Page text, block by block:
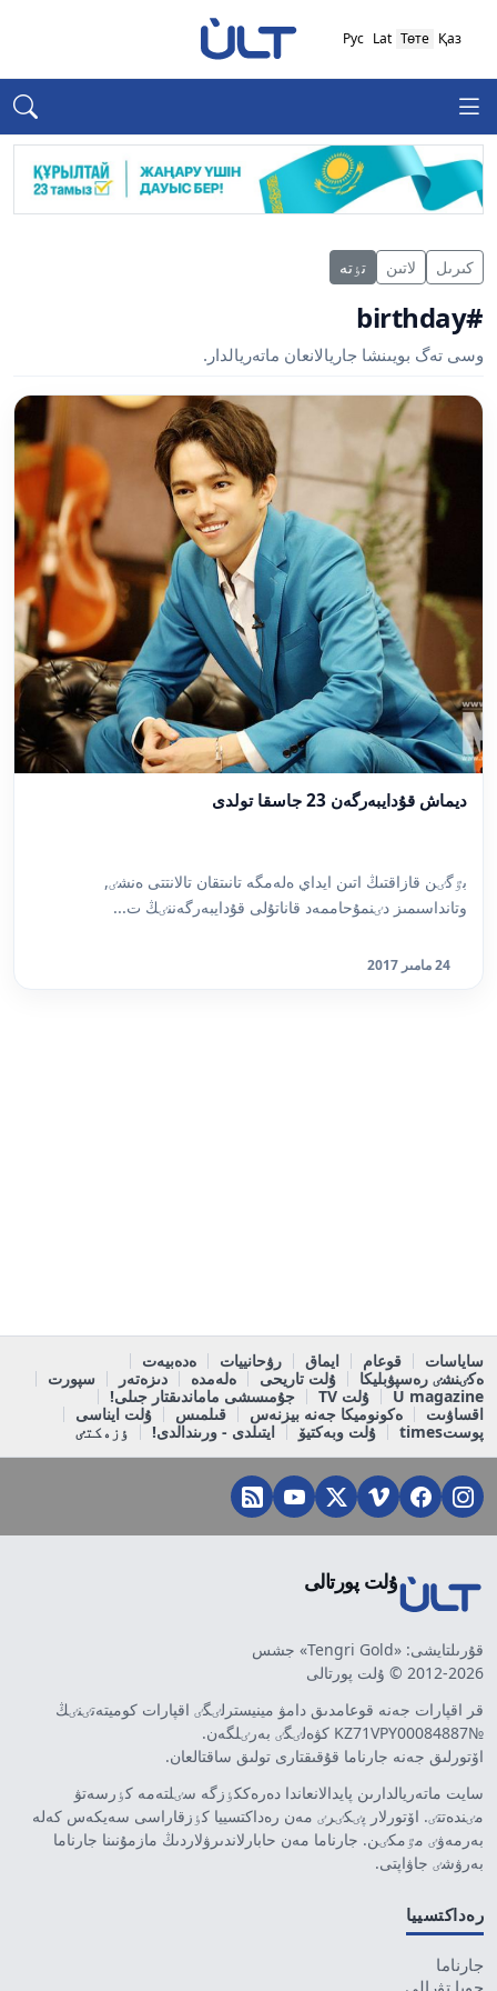
Қаз
Төте
Lat
Рус
كىرىل لاتىن تٶتە
#birthday
وسى تەگ بويىنشا جاريالانعان ماتەريالدار.
ديماش قۇدايبەرگەن 23 جاسقا تولدى
بٷگٸن قازاقتىڭ اتىن ايداي ەلەمگە تانىتقان تالانتتى ەنشٸ,
وتانداسىمىز دٸنمۇحاممەد قاناتۇلى قۇدايبەرگەننٸڭ ت...
24 مامىر 2017
ساياسات قوعام ايماق رۋحانييات
ەدەبيەت
ەكٸنشٸ رەسپۋبليكا
ۇلت تاريحى ەلەمدە دىزەتەر
سپورت
U magazine
ۇلت TV
جۇمىسشى ماماندىقتار جىلى!
اقساۋىت
ەكونوميكا جەنە بيزنەس قىلمىس
ۇلت ايناسى
پوستtimes
ۇلت وبەكتيۆ ايتىلدى - ورىندالدى! ٶزەكتٸ
ۇلت پورتالى
قۇرىلتايشى: «Tengri Gold» جشس
2012-2026 © ۇلت پورتالى
قر اقپارات جەنە قوعامدىق دامۋ مينيسترلٸگٸ اقپارات كوميتەتٸنٸڭ
№KZ71VPY00084887 كۋەلٸگٸ بەرٸلگەن.
اۆتورلىق جەنە جارناما قۇقىقتارى تولىق ساقتالعان.
سايت ماتەريالدارىن پايدالانعاندا دەرەككٶزگە سٸلتەمە كٶرسەتۋ
مٸندەتتٸ. اۆتورلار پٸكٸرٸ مەن رەداكتسييا كٶزقاراسى سەيكەس كەلە
بەرمەۋٸ مٷمكٸن. جارناما مەن حابارلاندىرۋلاردىڭ مازمۇنىنا جارناما
بەرۋشٸ جاۋاپتى.
رەداكتسييا
جارناما